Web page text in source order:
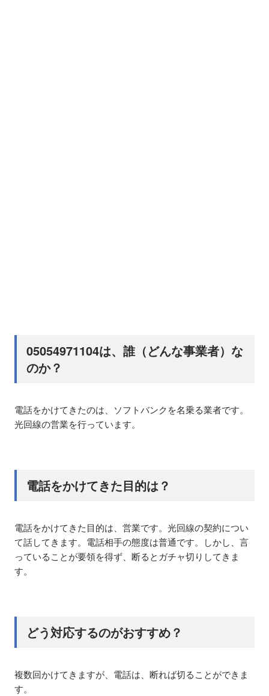
05054971104は、誰（どんな事業者）な
のか？
電話をかけてきたのは、ソフトバンクを名乗る業者です。
光回線の営業を行っています。
電話をかけてきた目的は？
電話をかけてきた目的は、営業です。光回線の契約につい
て話してきます。電話相手の態度は普通です。しかし、言
っていることが要領を得ず、断るとガチャ切りしてきま
す。
どう対応するのがおすすめ？
複数回かけてきますが、電話は、断れば切ることができま
す。